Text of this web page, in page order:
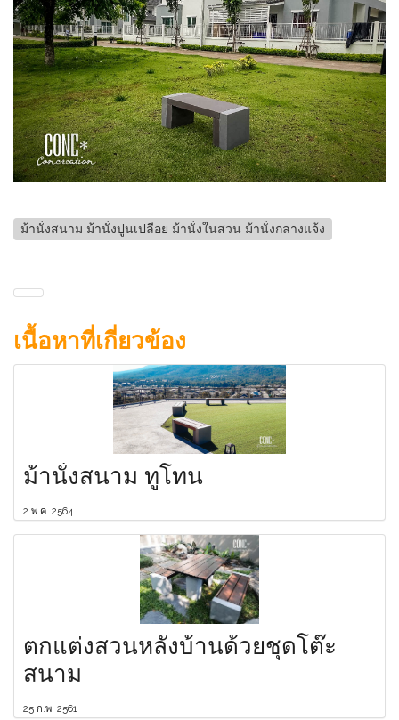
ม้านั่งสนาม ม้านั่งปูนเปลือย ม้านั่งในสวน ม้านั่งกลางแจ้ง
เนื้อหาที่เกี่ยวข้อง
ม้านั่งสนาม ทูโทน
2 พ.ค. 2564
ตกแต่งสวนหลังบ้านด้วยชุดโต๊ะ
สนาม
25 ก.พ. 2561